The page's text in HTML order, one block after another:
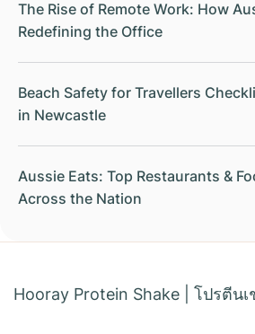
The Rise of Remote Work: How
Redefining the Office
Beach Safety for Travellers
in Newcastle
Aussie Eats: Top Restaurants &
Across the Nation
Hooray Protein Shake โปรตีนเ